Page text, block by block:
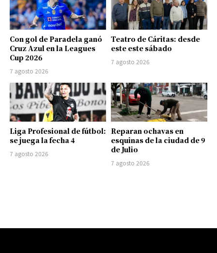
Con gol de Paradela ganó
Cruz Azul en la Leagues
Cup 2026
7 agosto 2026
Teatro de Cáritas: desde
este este sábado
7 agosto 2026
Liga Profesional de fútbol:
se juega la fecha 4
7 agosto 2026
Reparan ochavas en
esquinas de la ciudad de 9
de Julio
7 agosto 2026